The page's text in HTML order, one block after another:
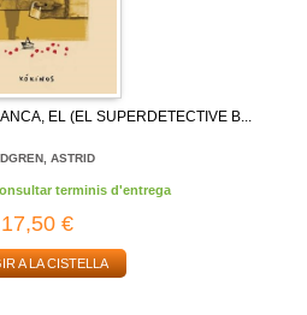
EL (EL SUPERDETECTIVE B...
ASTRID
terminis d'entrega
17,50 €
A LA CISTELLA